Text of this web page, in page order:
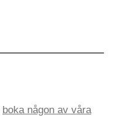
boka någon av våra